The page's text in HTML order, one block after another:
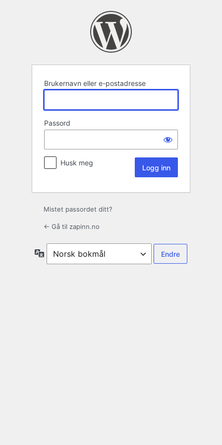
Brukernavn eller e-postadresse
Passord
Husk meg
Mistet passordet ditt?
← Gå til zapinn.no
Språk